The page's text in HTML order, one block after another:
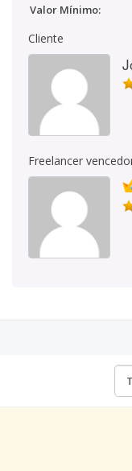
Valor Mínimo:
Cliente
Freelancer